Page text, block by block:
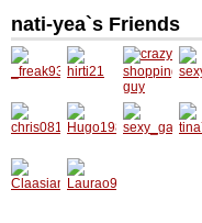
nati-yea`s Friends